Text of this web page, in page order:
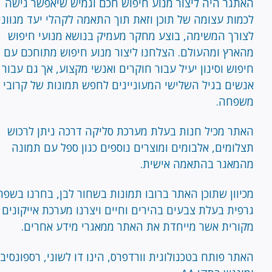
לכמות עצומה של תוכן וזאת תוך התאמה לקהלי יעד
לצורך המשימה, בוצע מחקר מעמיק בנושא מנועי חיפוש
מהארץ ומהעולם. הצלחנו ליצור מנוע חיפוש מתוחכם עם
חיפוש וסינון יעיל עבור חוקרים ואנשי מקצוע, אך גם עבור
אנשים בגיל השלישי המעוניינים לחפש תמונות של קרובי
משפחה.
האתר מכיל חנות בעלת מערכת סליקה דרכה ניתן לרכוש
תצלומים, אלבומים ומוצרים נוספים כגון ספל עם תמונה
מהמאגר בהתאמה אישית.
מכיוון שתוכן האתר ברובו תמונות בשחור לבן, בחרנו
גרפית בעלת צבעים בהירים וחיים ויצרנו מערכת אייקונים
מקורית אשר מייחדת את האתר ממאגרי מידע אחרים.
האתר פותח בטכנולוגית וורדפרס, הינו דו לשוני,